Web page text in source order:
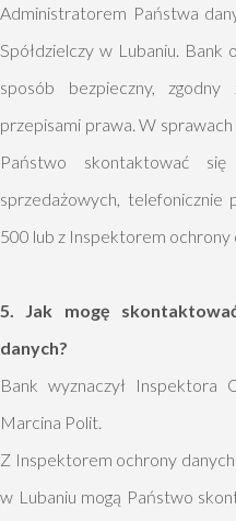
Administratorem Państwa
Spółdzielczy w Lubaniu.
sposób bezpieczny,
przepisami prawa. W
Państwo skontaktować
sprzedażowych,
500 lub z Inspektorem
5. Jak mogę
danych?
Bank wyznaczył Inspektora
Marcina Polit.
Z Inspektorem ochrony
w Lubaniu mogą Państwo